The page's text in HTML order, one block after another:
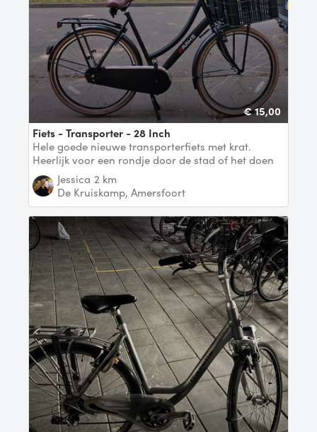
€ 15,00
Fiets - Transporter - 28 Inch
Hele goede nieuwe transporterfiets met krat.
Heerlijk voor een rondje door de stad of het doen
van wJessica 2 km
De Kruiskamp, Amersfoort